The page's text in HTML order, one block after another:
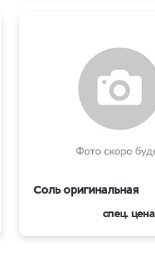
Соль оригинальная
спец. цена